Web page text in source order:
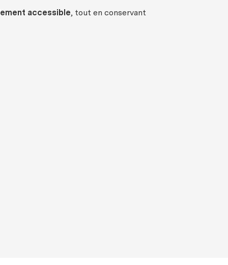
accessible, tout en conservant